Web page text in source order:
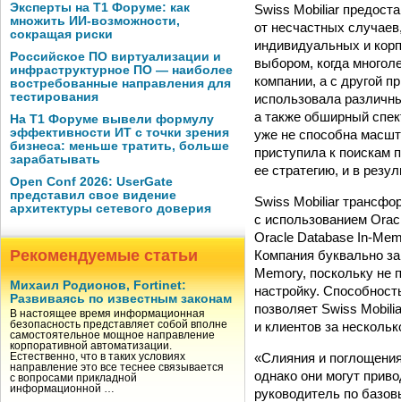
Эксперты на Т1 Форуме: как
множить ИИ-возможности,
сокращая риски
Российское ПО виртуализации и
инфраструктурное ПО — наиболее
востребованные направления для
тестирования
На Т1 Форуме вывели формулу
эффективности ИТ с точки зрения
бизнеса: меньше тратить, больше
зарабатывать
Open Conf 2026: UserGate
представил свое видение
архитектуры сетевого доверия
Рекомендуемые статьи
Михаил Родионов, Fortinet:
Развиваясь по известным законам
В настоящее время информационная
безопасность представляет собой вполне
самостоятельное мощное направление
корпоративной автоматизации.
Естественно, что в таких условиях
направление это все теснее связывается
с вопросами прикладной
информационной …
Swiss Mobiliar
от несчастных
индивидуальных и
выбором, когда
компании, а с другой
использовала
а также обширный
уже не способна
приступила к
ее стратегию, и в
Swiss Mobiliar
с использованием
Oracle Database In-
Компания буквально
Memory, поскольку не
настройку.
позволяет Swiss
и клиентов за
«Слияния и
однако они могут
руководитель по